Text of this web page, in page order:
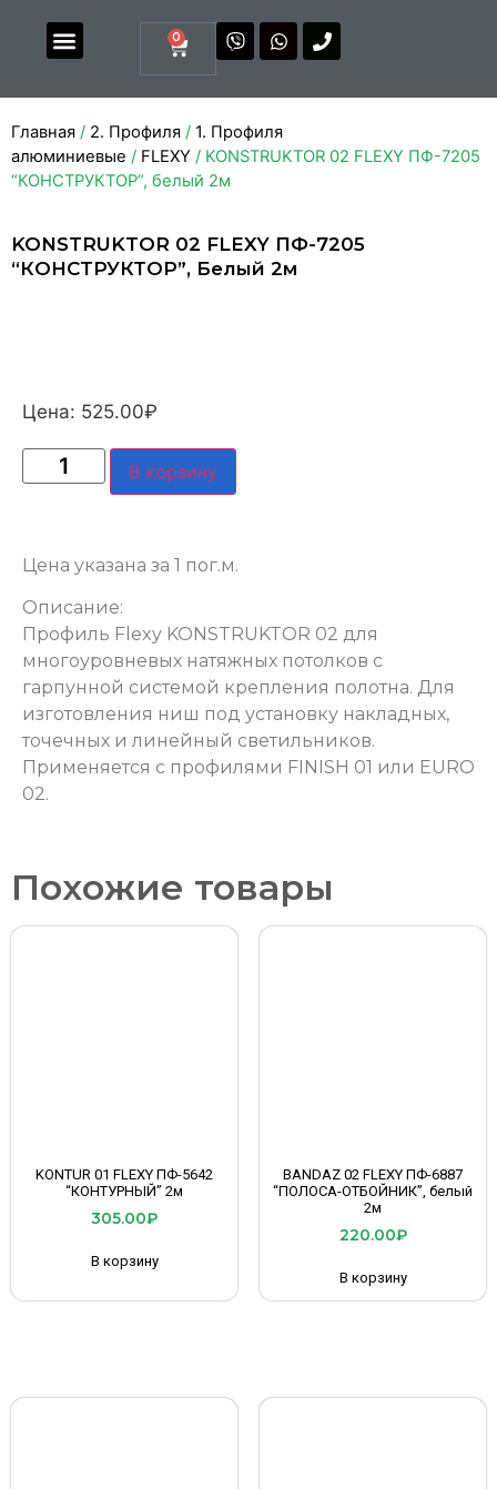
0
Главная / 2. Профиля / 1. Профиля
алюминиевые / FLEXY / KONSTRUKTOR 02 FLEXY ПФ-7205
“КОНСТРУКТОР”, белый 2м
KONSTRUKTOR 02 FLEXY ПФ-7205
“КОНСТРУКТОР”, Белый 2м
Цена: 525.00₽
В корзину
Цена указана за 1 пог.м.
Описание:
Профиль Flexy KONSTRUKTOR 02 для
многоуровневых натяжных потолков с
гарпунной системой крепления полотна. Для
изготовления ниш под установку накладных,
точечных и линейный светильников.
Применяется с профилями FINISH 01 или EURO
02.
Похожие товары
KONTUR 01 FLEXY ПФ-5642
“КОНТУРНЫЙ” 2м
305.00₽
В корзину
BANDAZ 02 FLEXY ПФ-6887
“ПОЛОСА-ОТБОЙНИК”, белый
2м
220.00₽
В корзину